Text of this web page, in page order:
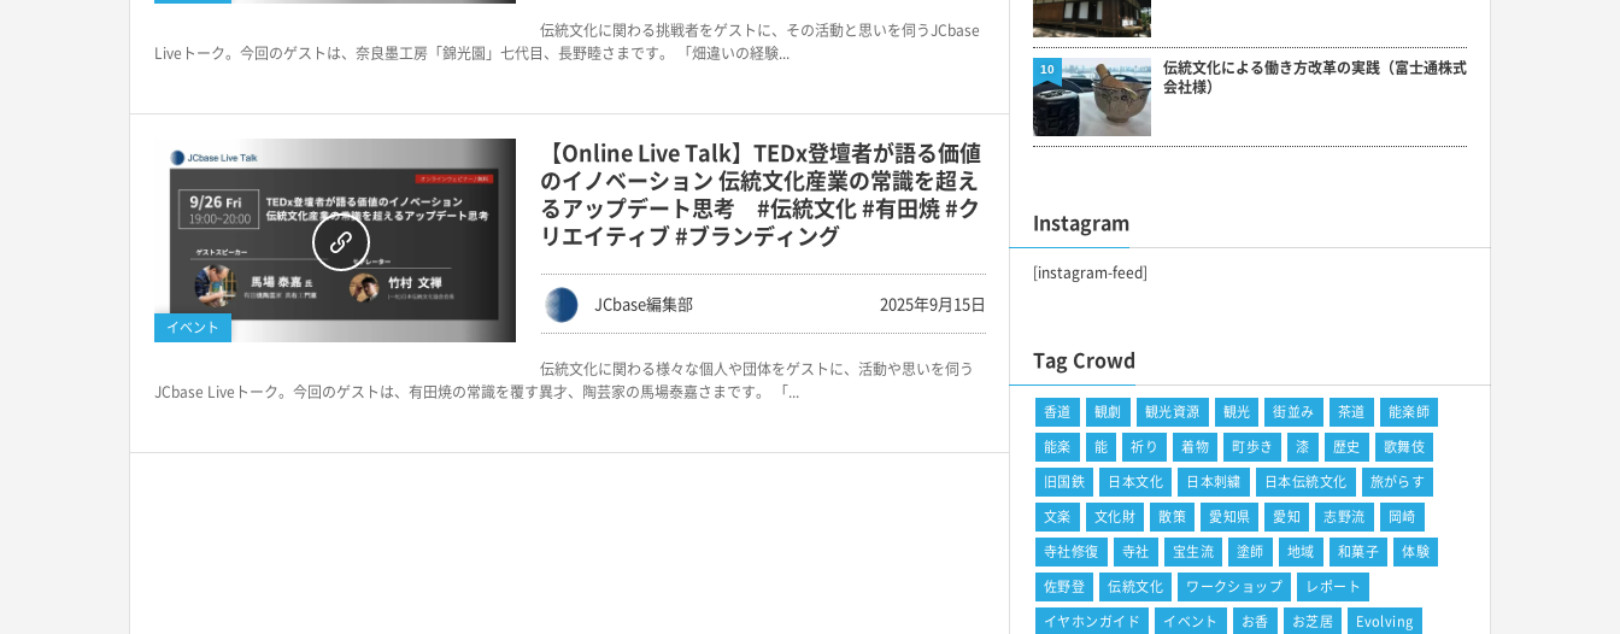
伝統文化に関わる挑戦者をゲストに、その活動と思いを伺うJCbase
Liveトーク。今回のゲストは、奈良墨工房「錦光園」七代目、長野睦さまです。 「畑違いの経験...
イベント
【Online Live Talk】TEDx登壇者が語る価値
のイノベーション 伝統文化産業の常識を超え
るアップデート思考 #伝統文化 #有田焼 #ク
リエイティブ #ブランディング
JCbase編集部 2025年9月15日
伝統文化に関わる様々な個人や団体をゲストに、活動や思いを伺う
JCbase Liveトーク。今回のゲストは、有田焼の常識を覆す異才、陶芸家の馬場泰嘉さまです。 「...
伝統文化による働き方改革の実践（富士通株式
会社様）
10
Instagram
[instagram-feed]
Tag Crowd
香道 観劇 観光資源 観光 街並み 茶道
能楽師
能楽
能 祈り 着物 町歩き 漆 歴史
歌舞伎
旧国鉄
日本文化 日本刺繍 日本伝統文化
旅がらす
文楽
文化財 散策 愛知県 愛知 志野流
岡崎
寺社修復
寺社 宝生流 塗師 地域 和菓子
体験
佐野登
伝統文化 ワークショップ
レポート
イヤホンガイド
イベント お香 お芝居
Evolving